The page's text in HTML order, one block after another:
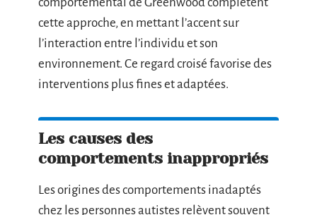
cette approche, en mettant l’accent sur
l’interaction entre l’individu et son
environnement. Ce regard croisé favorise des
interventions plus fines et adaptées.
Les causes des
comportements inappropriés
Les origines des comportements inadaptés
chez les personnes autistes relèvent souvent